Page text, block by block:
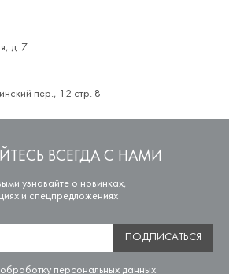
д. 7
пер., 12 стр. 8
ВСЕГДА С НАМИ
узнавайте о новинках,
и спецпредложениях
ПОДПИСАТЬСЯ
обработку персональных данных